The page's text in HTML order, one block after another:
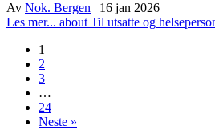
Av Nok. Bergen | 16 jan 2026
Les mer... about Til utsatte og
1
2
3
…
24
Neste »